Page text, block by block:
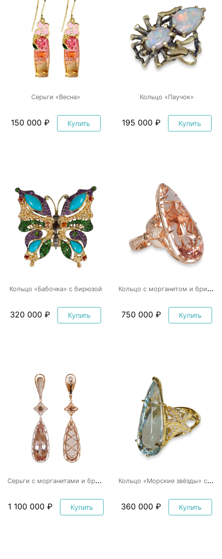
Серьги «Весна»
150 000 ₽ Купить
Кольцо «Паучок»
195 000 ₽ Купить
Кольцо «Бабочка» с бирюзой
320 000 ₽ Купить
К
ольцо с морганитом и бриллиантами
750 000 ₽ Купить
С
ерьги с морганитами и бриллиантами
1 100 000 ₽ Купить
К
ольцо «Морские звёзды» с аквамарином
360 000 ₽ Купить